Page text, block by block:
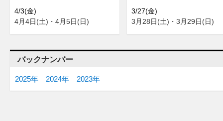
4/3(金)
4月4日(土)・4月5日(日)
3/27(金)
3月28日(土)・3月29日(日)
バックナンバー
2025年 2024年 2023年